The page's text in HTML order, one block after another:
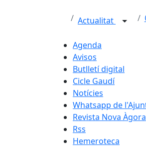
Actualitat
Agenda
Avisos
Butlletí digital
Cicle Gaudí
Notícies
Whatsapp de
Revista Nova Àgora
Rss
Hemeroteca